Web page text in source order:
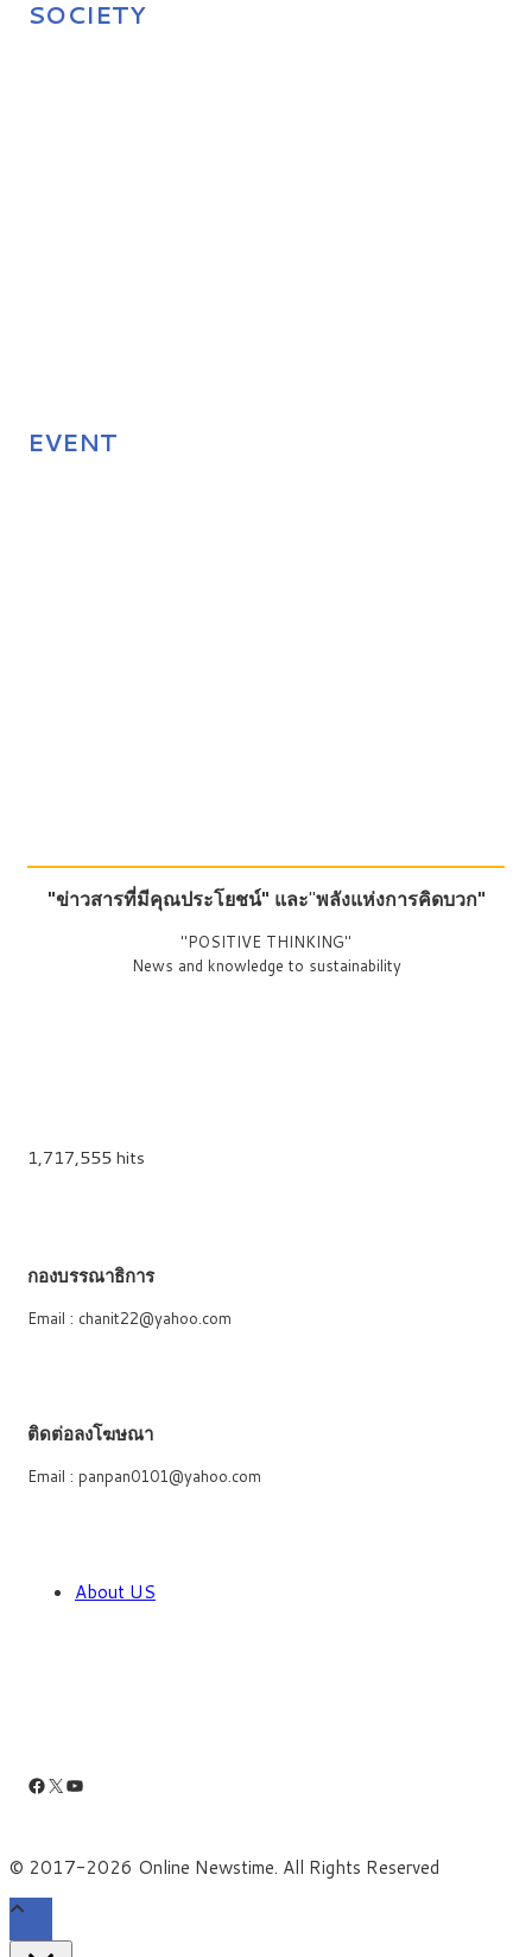
SOCIETY
EVENT
"ข่าวสารที่มีคุณประโยชน์" และ"พลังแห่งการคิดบวก"
"POSITIVE THINKING"
News and knowledge to sustainability
1,717,555 hits
กองบรรณาธิการ
Email : chanit22@yahoo.com
ติดต่อลงโฆษณา
Email : panpan0101@yahoo.com
About US
Facebook
X YouTube
© 2017-2026 Online Newstime. All Rights Reserved